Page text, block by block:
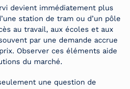
devient immédiatement plus
station de tram ou d’un pôle
au travail, aux écoles et aux
par une demande accrue
Observer ces éléments aide
du marché.
une question de